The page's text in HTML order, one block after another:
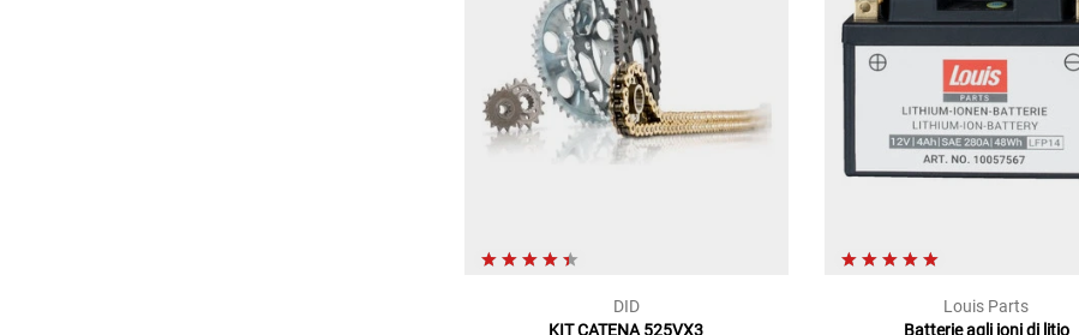
DID
KIT CATENA 525VX3
Louis Parts
Batterie agli ioni di litio